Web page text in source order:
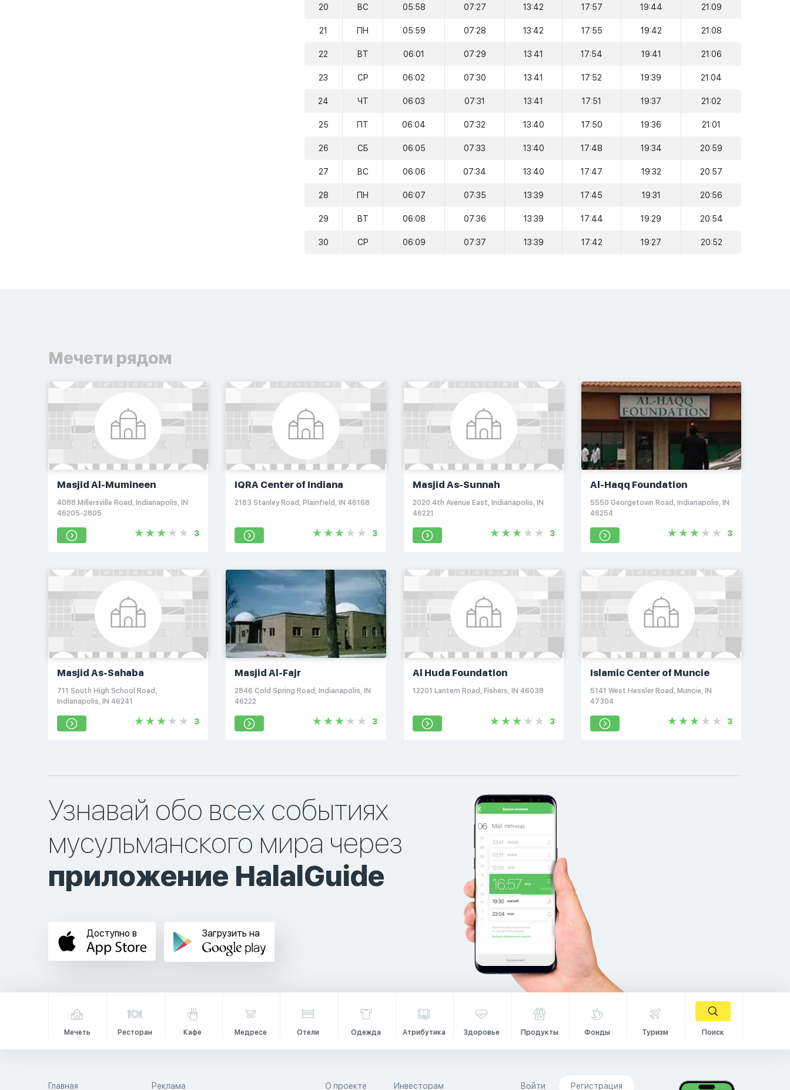
20 ВС 05:58 07:27 13:42 17:57 19:44 21:09
21 ПН 05:59 07:28 13:42 17:55 19:42 21:08
22 ВТ 06:01 07:29 13:41 17:54 19:41 21:06
23 СР 06:02 07:30 13:41 17:52 19:39 21:04
24 ЧТ 06:03 07:31 13:41 17:51 19:37 21:02
25 ПТ 06:04 07:32 13:40 17:50 19:36 21:01
26 СБ 06:05 07:33 13:40 17:48 19:34 20:59
27 ВС 06:06 07:34 13:40 17:47 19:32 20:57
28 ПН 06:07 07:35 13:39 17:45 19:31 20:56
29 ВТ 06:08 07:36 13:39 17:44 19:29 20:54
30 СР 06:09 07:37 13:39 17:42 19:27 20:52
Мечети рядом
Masjid Al-Mumineen
4088 Millersville Road, Indianapolis, IN
46205-2805
3
IQRA Center of Indiana
2183 Stanley Road, Plainfield, IN 46168
3
Masjid As-Sunnah
2020 4th Avenue East, Indianapolis, IN
46221
3
Al-Haqq Foundation
5550 Georgetown Road, Indianapolis, IN
46254
3
Masjid As-Sahaba
711 South High School Road,
Indianapolis, IN 46241
3
Masjid Al-Fajr
2846 Cold Spring Road, Indianapolis, IN
46222
3
Al Huda Foundation
12201 Lantern Road, Fishers, IN 46038
3
Islamic Center of Muncie
5141 West Hessler Road, Muncie, IN
47304
3
Узнавай обо всех событиях
мусульманского мира через
приложение HalalGuide
Доступно в Загрузить на
Мечеть Ресторан Кафе Медресе Отели Одежда Атрибутика Здоровье Продукты Фонды Туризм Поиск
Главная Реклама О проекте Инвесторам Войти Регистрация